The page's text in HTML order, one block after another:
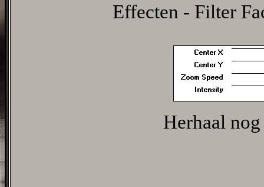
Effecten - Filter
Herhaal